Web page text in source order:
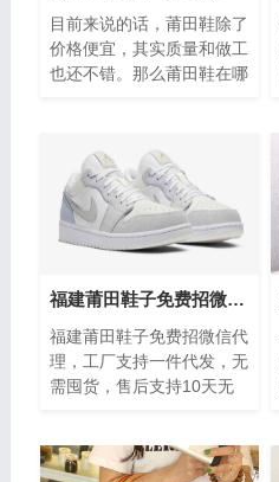
目前来说的话，莆田鞋除了
价格便宜，其实质量和做工
也还不错。那么莆田鞋在哪
的五大网站,...
福建莆田鞋子免费招微信代理-无需囤货-靠谱商家
福建莆田鞋子免费招微信代
理，工厂支持一件代发，无
需囤货，售后支持10天无
到潮鞋，不知...